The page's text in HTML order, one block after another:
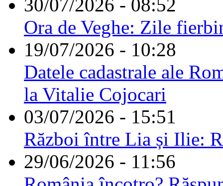
30/07/2026 - 08:52
Ora de Veghe: Zile
19/07/2026 - 10:28
Datele cadastrale ale
la Vitalie Cojocari
03/07/2026 - 15:51
Război între Lia și Ilie:
29/06/2026 - 11:56